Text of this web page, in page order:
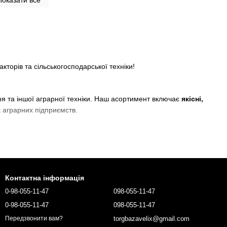
та сільськогосподарської техніки!
та іншої аграрної техніки. Наш асортимент включає якісні,
аграрних підприємств.
Контактна інформація
0-98-055-11-47
0-98-055-11-47
Передзвонити вам?
098-055-11-47
098-055-11-47
torgbazavelix@gmail.com